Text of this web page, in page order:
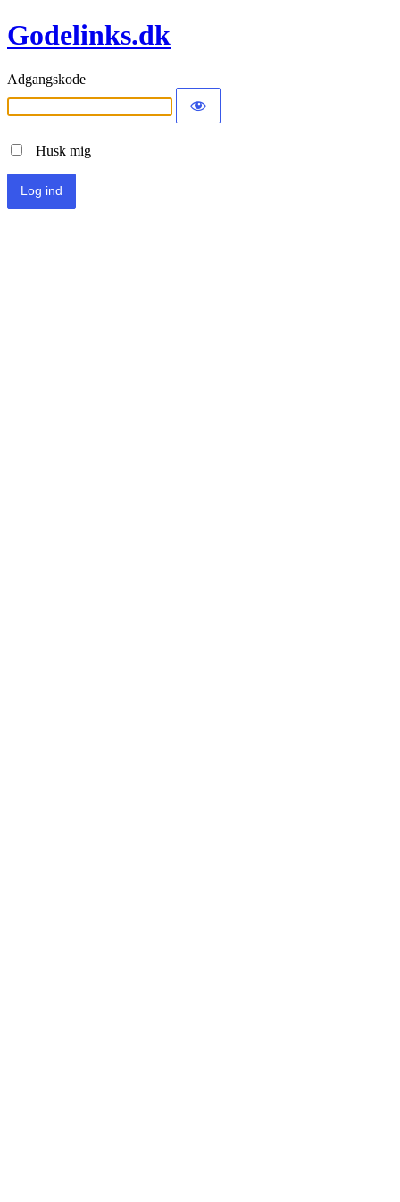
Godelinks.dk
Adgangskode
Husk mig